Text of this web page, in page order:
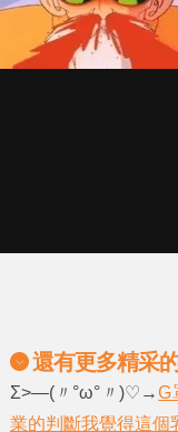
還有更多精采
Σ>―(〃°ω°〃)♡→G
業的判斷我覺得這個